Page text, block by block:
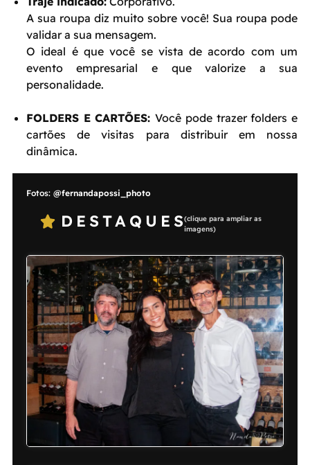
A sua roupa diz muito sobre você! Sua roupa pode
validar a sua mensagem.
O ideal é que você se vista de acordo com um
evento empresarial e que valorize a sua
personalidade.
FOLDERS E CARTÕES:Você pode trazer folders e
cartões de visitas para distribuir em nossa
dinâmica.
Fotos: @fernandapossi_photo
DESTAQUES(clique para ampliar as
imagens)